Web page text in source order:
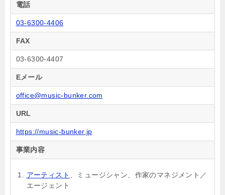
電話
03-6300-4406
FAX
03-6300-4407
Eメール
office@music-bunker.com
URL
https://music-bunker.jp
事業内容
アーティスト
、ミュージシャン、作家のマネジメント／
エージェント